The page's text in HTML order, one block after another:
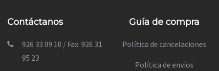
Contáctanos
926 33 09 10 / Fax: 926 31
95 23
Guía de compra
Política de cancelaciones
Política de envíos